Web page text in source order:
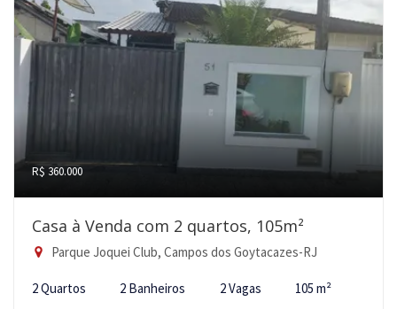
R$ 360.000
Casa à Venda com 2 quartos, 105m²
Parque Joquei Club, Campos dos Goytacazes-RJ
2 Quartos 2 Banheiros 2 Vagas 105 m²